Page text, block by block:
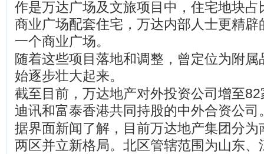
作是万达广场及文旅项目中，住宅地块占
商业广场配套住宅，万达内部人士更精辟
一个商业广场。
随着这些项目落地和调整，曾定位为附
始逐步壮大起来。
截至目前，万达地产对外投资公司增至
迪讯和富泰香港共同持股的中外合资公司
据界面新闻了解，目前万达地产集团分为
两区并立新格局。北区管辖范围为山东、